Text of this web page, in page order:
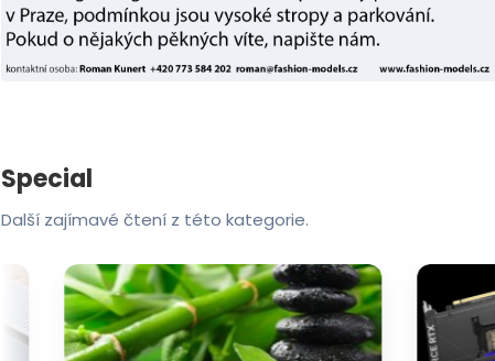
Special
Další zajímavé čtení z této kategorie.